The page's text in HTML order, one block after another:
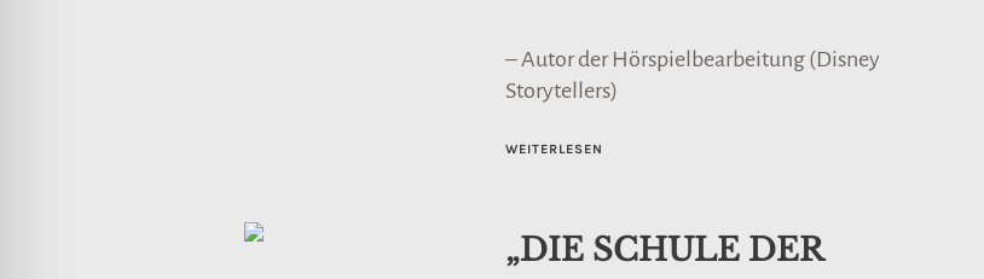
– Autor der Hörspielbearbeitung (Disney
Storytellers)
WEITERLESEN
„DIE SCHULE DER